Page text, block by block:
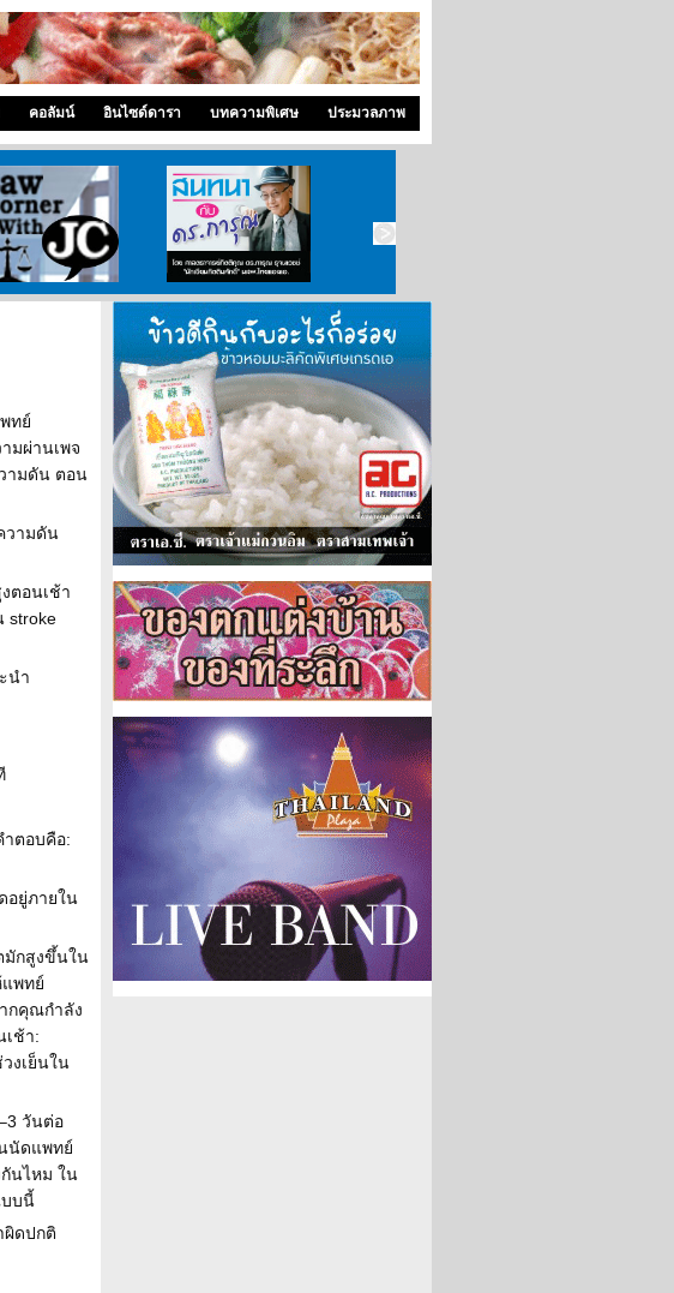
คอลัมน์ อินไซด์ดารา บทความพิเศษ ประมวลภาพ
ทนายความโจอี้ สนทนากับ ดร.การุณ
ทย์
มผ่านเพจ
ามดัน ตอน
วามดัน
ตอนเช้า
stroke
นำ
ำตอบคือ:
อยู่ภายใน
มักสูงขึ้นใน
แพทย์
กคุณกำลัง
ช้า:
งเย็นใน
วันต่อ
นัดแพทย์
นไหม ใน
บบนี้
ผิดปกติ